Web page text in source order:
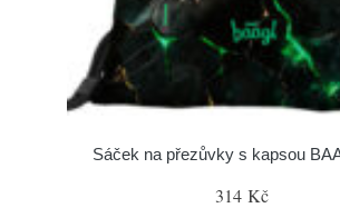
Sáček na přezůvky s kapsou
314 Kč